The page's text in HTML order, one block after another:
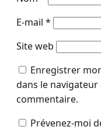
E-mail *
Site web
Enregistrer
dans le
commentaire.
Prévenez-moi